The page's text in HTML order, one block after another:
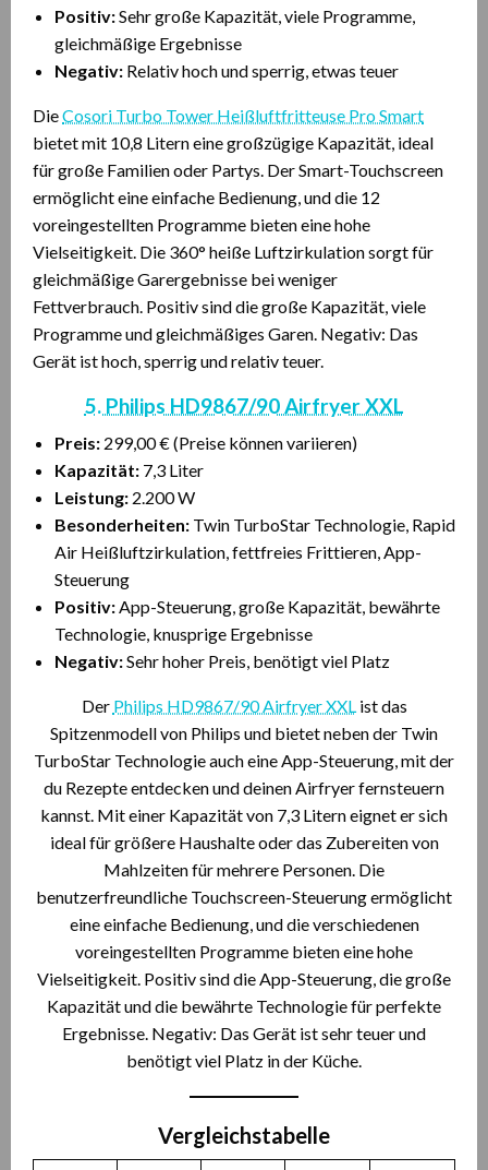
Positiv:Sehr große Kapazität, viele Programme,
gleichmäßige Ergebnisse
Negativ: Relativ hoch und sperrig, etwas teuer
DieCosori Turbo Tower Heißluftfritteuse Pro Smart
bietet mit 10,8 Litern eine großzügige Kapazität, ideal
für große Familien oder Partys. Der Smart-Touchscreen
ermöglicht eine einfache Bedienung, und die 12
voreingestellten Programme bieten eine hohe
Vielseitigkeit. Die 360° heiße Luftzirkulation sorgt für
gleichmäßige Garergebnisse bei weniger
Fettverbrauch. Positiv sind die große Kapazität, viele
Programme und gleichmäßiges Garen. Negativ: Das
Gerät ist hoch, sperrig und relativ teuer.
5. Philips HD9867/90 Airfryer XXL
Preis: 299,00 € (Preise können variieren)
Kapazität: 7,3 Liter
Leistung: 2.200 W
Besonderheiten: Twin TurboStar Technologie, Rapid
Air Heißluftzirkulation, fettfreies Frittieren, App-
Steuerung
Positiv:App-Steuerung, große Kapazität, bewährte
Technologie, knusprige Ergebnisse
Negativ:Sehr hoher Preis, benötigt viel Platz
Der Philips HD9867/90 Airfryer XXList das
Spitzenmodell von Philips und bietet neben der Twin
TurboStar Technologie auch eine App-Steuerung, mit der
du Rezepte entdecken und deinen Airfryer fernsteuern
kannst. Mit einer Kapazität von 7,3 Litern eignet er sich
ideal für größere Haushalte oder das Zubereiten von
Mahlzeiten für mehrere Personen. Die
benutzerfreundliche Touchscreen-Steuerung ermöglicht
eine einfache Bedienung, und die verschiedenen
voreingestellten Programme bieten eine hohe
Vielseitigkeit. Positiv sind die App-Steuerung, die große
Kapazität und die bewährte Technologie für perfekte
Ergebnisse. Negativ: Das Gerät ist sehr teuer und
benötigt viel Platz in der Küche.
Vergleichstabelle